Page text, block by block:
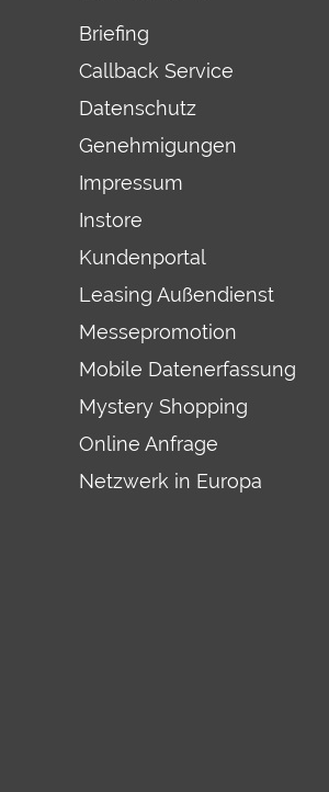
Briefing
Callback Service
Datenschutz
Genehmigungen
Impressum
Instore
Kundenportal
Leasing Außendienst
Messepromotion
Mobile Datenerfassung
Mystery Shopping
Online Anfrage
Netzwerk in Europa